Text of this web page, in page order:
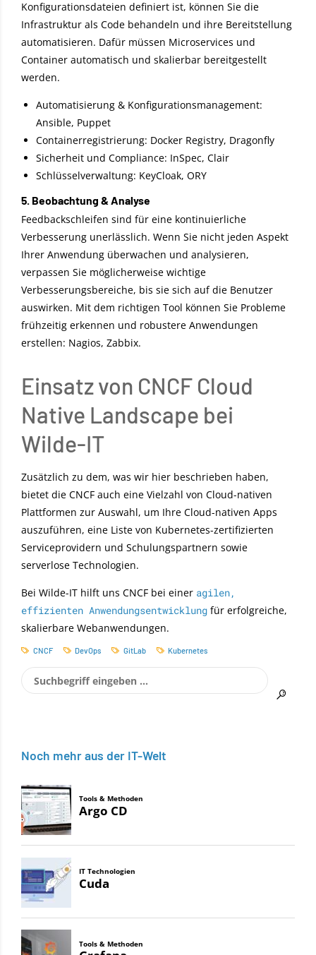
Konfigurationsdateien definiert ist, können Sie die
Infrastruktur als Code behandeln und ihre Bereitstellung
automatisieren. Dafür müssen Microservices und
Container automatisch und skalierbar bereitgestellt
werden.
Automatisierung & Konfigurationsmanagement:
Ansible, Puppet
Containerregistrierung: Docker Registry, Dragonfly
Sicherheit und Compliance: InSpec, Clair
Schlüsselverwaltung: KeyCloak, ORY
5. Beobachtung & Analyse
Feedbackschleifen sind für eine kontinuierliche
Verbesserung unerlässlich. Wenn Sie nicht jeden Aspekt
Ihrer Anwendung überwachen und analysieren,
verpassen Sie möglicherweise wichtige
Verbesserungsbereiche, bis sie sich auf die Benutzer
auswirken. Mit dem richtigen Tool können Sie Probleme
frühzeitig erkennen und robustere Anwendungen
erstellen: Nagios, Zabbix.
Einsatz von CNCF Cloud
Native Landscape bei
Wilde-IT
Zusätzlich zu dem, was wir hier beschrieben haben,
bietet die CNCF auch eine Vielzahl von Cloud-nativen
Plattformen zur Auswahl, um Ihre Cloud-nativen Apps
auszuführen, eine Liste von Kubernetes-zertifizierten
Serviceprovidern und Schulungspartnern sowie
serverlose Technologien.
Bei Wilde-IT hilft uns CNCF bei einer agilen,
effizienten Anwendungsentwicklung für erfolgreiche,
skalierbare Webanwendungen.
CNCF DevOps GitLab Kubernetes
Noch mehr aus der IT-Welt